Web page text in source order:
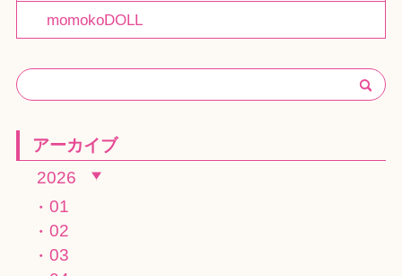
momokoDOLL
アーカイブ
2026
01
02
03